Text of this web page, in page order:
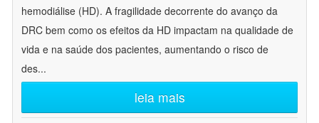
hemodiálise (HD). A fragilidade decorrente do avanço da
DRC bem como os efeitos da HD impactam na qualidade de
vida e na saúde dos pacientes, aumentando o risco de
des...
leia mais